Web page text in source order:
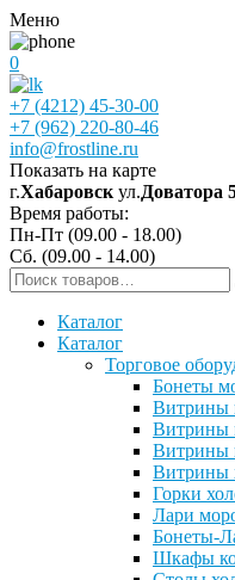
Меню
0
+7 (4212) 45-30-00
+7 (962) 220-80-46
info@frostline.ru
Показать на карте
г.Хабаровск ул.Доватора
Время работы:
Пн-Пт (09.00 - 18.00)
Сб. (09.00 - 14.00)
Каталог
Каталог
Торговое
Бонеты
Витрины
Витрины
Витрины
Витрины
Горки
Лари
Бонеты-
Шкафы